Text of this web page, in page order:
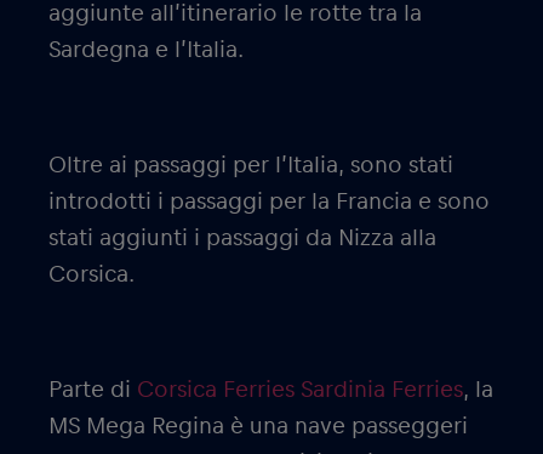
aggiunte all’itinerario le rotte tra la
Sardegna e l’Italia.
Oltre ai passaggi per l’Italia, sono stati
introdotti i passaggi per la Francia e sono
stati aggiunti i passaggi da Nizza alla
Corsica.
Parte di Corsica Ferries Sardinia Ferries, la
MS Mega Regina è una nave passeggeri